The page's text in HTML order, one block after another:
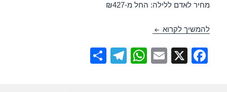
מחיר לאדם ללילה: החל מ-₪427
להמשיך לקרוא חופשה במלון ישרוטל ספורט קלאב – אילת 24/03/2018
F
X
E
W
T